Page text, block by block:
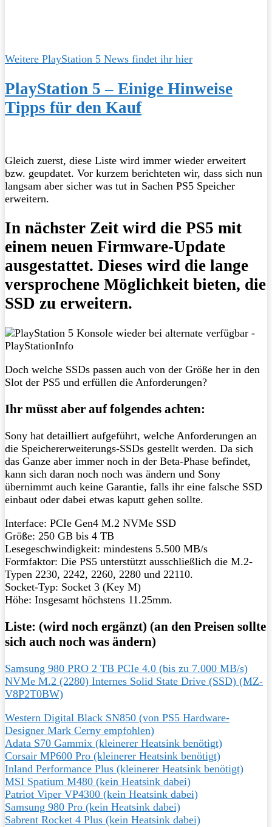
Weitere PlayStation 5 News findet ihr hier
PlayStation 5 – Einige Hinweise
Tipps für den Kauf
Gleich zuerst, diese Liste wird immer wieder erweitert
bzw. geupdatet. Vor kurzem berichteten wir, dass sich nun
langsam aber sicher was tut in Sachen PS5 Speicher
erweitern.
In nächster Zeit wird die PS5 mit
einem neuen Firmware-Update
ausgestattet. Dieses wird die lange
versprochene Möglichkeit bieten, die
SSD zu erweitern.
Doch welche SSDs passen auch von der Größe her in den
Slot der PS5 und erfüllen die Anforderungen?
Ihr müsst aber auf folgendes achten:
Sony hat detailliert aufgeführt, welche Anforderungen an
die Speichererweiterungs-SSDs gestellt werden. Da sich
das Ganze aber immer noch in der Beta-Phase befindet,
kann sich daran noch noch was ändern und Sony
übernimmt auch keine Garantie, falls ihr eine falsche SSD
einbaut oder dabei etwas kaputt gehen sollte.
Interface: PCIe Gen4 M.2 NVMe SSD
Größe: 250 GB bis 4 TB
Lesegeschwindigkeit: mindestens 5.500 MB/s
Formfaktor: Die PS5 unterstützt ausschließlich die M.2-
Typen 2230, 2242, 2260, 2280 und 22110.
Socket-Typ: Socket 3 (Key M)
Höhe: Insgesamt höchstens 11.25mm.
Liste: (wird noch ergänzt) (an den Preisen sollte
sich auch noch was ändern)
Samsung 980 PRO 2 TB PCIe 4.0 (bis zu 7.000 MB/s)
NVMe M.2 (2280) Internes Solid State Drive (SSD) (MZ-
V8P2T0BW)
Western Digital Black SN850 (von PS5 Hardware-
Designer Mark Cerny empfohlen)
Adata S70 Gammix (kleinerer Heatsink benötigt)
Corsair MP600 Pro (kleinerer Heatsink benötigt)
Inland Performance Plus (kleinerer Heatsink benötigt)
MSI Spatium M480 (kein Heatsink dabei)
Patriot Viper VP4300 (kein Heatsink dabei)
Samsung 980 Pro (kein Heatsink dabei)
Sabrent Rocket 4 Plus (kein Heatsink dabei)